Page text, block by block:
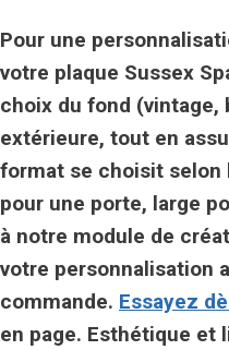
Pour une
votre plaque Sussex
choix du fond (vintage,
extérieure, tout en
format se choisit selon
pour une porte, large
à notre module de
votre personnalisation
commande. Essayez
en page. Esthétique et